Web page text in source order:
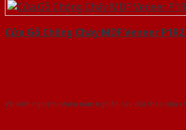
Cửa Gỗ Chống Cháy MDF Veneer
Với kinh nghiệm nhiêu năm nghiên cứu cửa theo tiêu